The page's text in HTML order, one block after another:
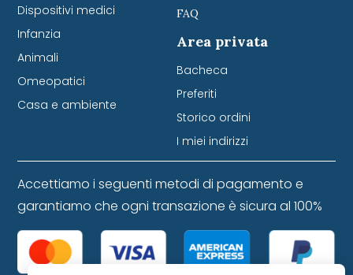
Dispositivi medici
Infanzia
Animali
Omeopatici
Casa e ambiente
FAQ
Area privata
Bacheca
Preferiti
Storico ordini
I miei indirizzi
Accettiamo i seguenti metodi di pagamento e
garantiamo che ogni transazione è sicura al 100%